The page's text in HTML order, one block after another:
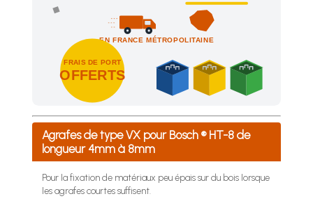
EN FRANCE MÉTROPOLITAINE
FRAIS DE PORT
OFFERTS
Achetez 4 sachets ou boîtes d'agrafes ou de pointes et
Agrafes de type VX pour Bosch ® HT-8 de
longueur 4mm à 8mm
Pour la fixation de matériaux peu épais sur du bois lorsque
les agrafes courtes suffisent.